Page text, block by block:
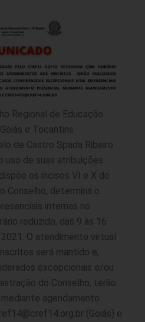
Regional de Educação
e Tocantins
de Castro Spada Ribeiro
uso de suas atribuições
os incisos VI e X do
Conselho, determina o
internas no
reduzido, das 9 às 16
O atendimento virtual
será mantido e,
excepcionais e/ou
do Conselho, terão
agendamento
(Goiás) e